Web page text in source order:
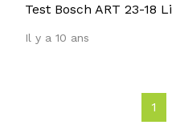
Test Bosch ART 23-18 Li
Il y a 10 ans
1